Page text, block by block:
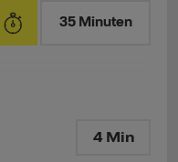
35 Minuten
4 Min